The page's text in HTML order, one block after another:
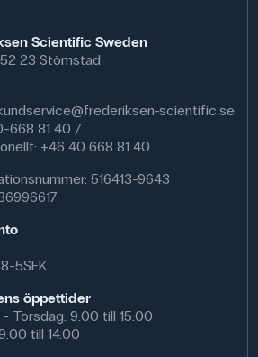
Scientific Sweden
23 Stömstad
scientific.se
668 81 40 /
+46 40 668 81 40
516413-9643
5SEK
öppettider
Torsdag: 9:00 till 15:00
till 14:00